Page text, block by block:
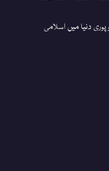
دنیا میں اسلامی